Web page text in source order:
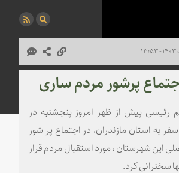
پرشور مردم ساری
رئیسی پیش از ظهر امروز پنجشنبه در
به استان مازندران، در اجتماع پر شور
این شهرستان ، مورد استقبال مردم قرار
سخنرانی کرد.